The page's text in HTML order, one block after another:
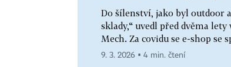
Do šílenství, jako byl outdoor
sklady,“ uvedl před dvěma
Mech. Za covidu se e-shop
9. 3. 2026 ▪ 4 min. čtení